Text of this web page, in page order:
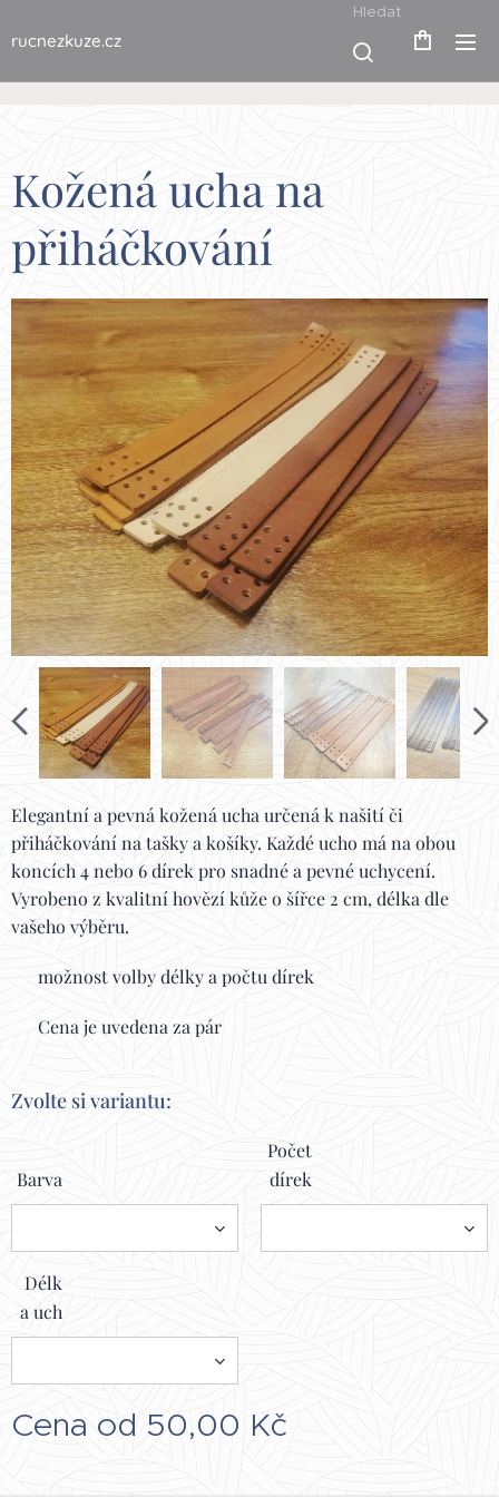
rucnezkuze.cz
Hledat
Kožená ucha na
přiháčkování
Elegantní a pevná kožená ucha určená k našití či
přiháčkování na tašky a košíky. Každé ucho má na obou
koncích 4 nebo 6 dírek pro snadné a pevné uchycení.
Vyrobeno z kvalitní hovězí kůže o šířce 2 cm, délka dle
vašeho výběru.
✔️ možnost volby délky a počtu dírek
✔️ Cena je uvedena za pár
Zvolte si variantu:
Barva
Počet
dírek
Délk
a uch
Cena od 50,00 Kč